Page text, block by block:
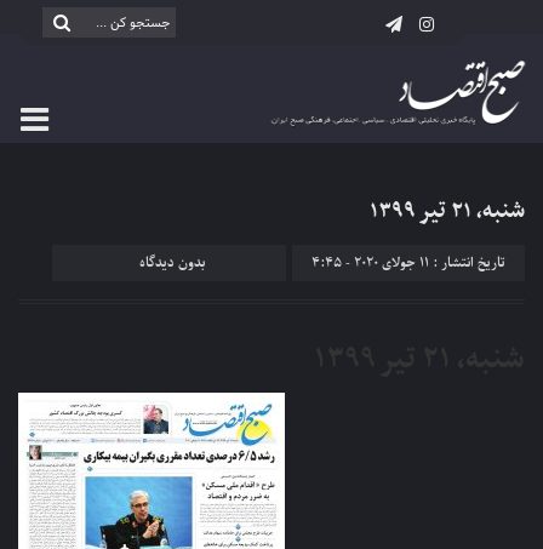
شنبه، ۲۱ تیر ۱۳۹۹
تاریخ انتشار : 11 جولای 2020 - 4:45 بدون دیدگاه